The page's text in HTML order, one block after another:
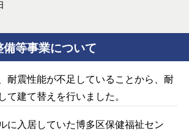
等事業について
耐震性能が不足していることから、耐
て建て替えを行いました。
に入居していた博多区保健福祉セン